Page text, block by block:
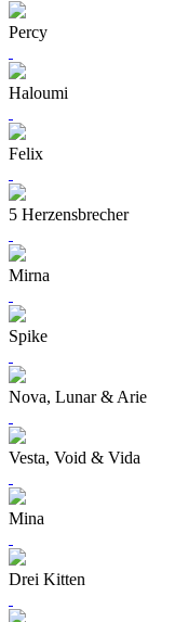
Percy
Haloumi
Felix
5 Herzensbrecher
Mirna
Spike
Nova, Lunar & Arie
Vesta, Void & Vida
Mina
Drei Kitten